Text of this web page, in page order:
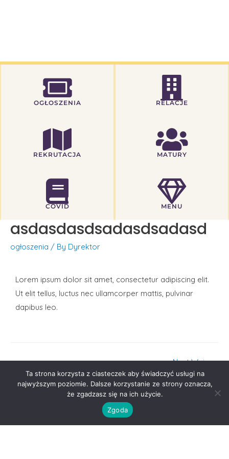
OGŁOSZENIA RELACJE
REKRUTACJA MATURY
COVID MENU
asdasdasdsadasdsadasd
ogłoszenia / By Dyrektor
Lorem ipsum dolor sit amet, consectetur adipiscing elit.
Ut elit tellus, luctus nec ullamcorper mattis, pulvinar
dapibus leo.
Next Wpis→
2023 ©
Liceum Ogólnokształcące
Ta strona korzysta z ciasteczek aby świadczyć usługi na
najwyższym poziomie. Dalsze korzystanie ze strony oznacza,
że zgadzasz się na ich użycie.
Zgoda